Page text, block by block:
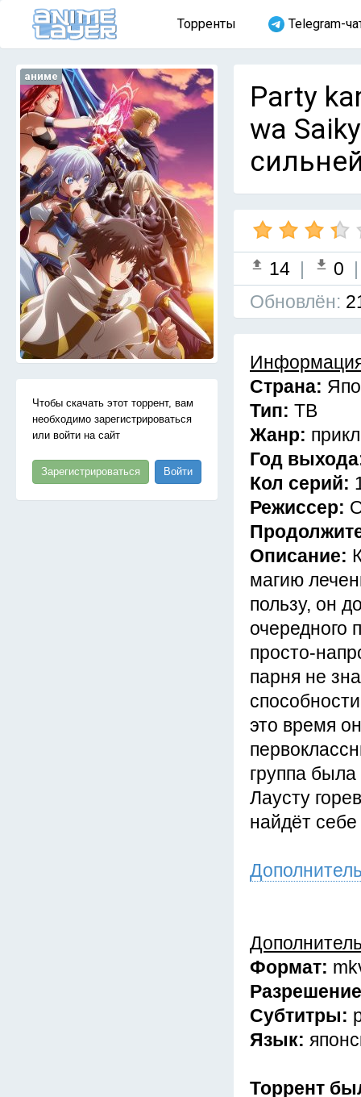
Торренты Telegram-
аниме
Чтобы скачать этот торрент, вам
необходимо зарегистрироваться
или войти на сайт
Зарегистрироваться Войти
Party
wa
14 | 0
Обновлён:
Страна:
Тип: ТВ
Жанр:
Год
Кол серий:
Режиссер:
Описание:
магию
пользу, он
очередного
просто-
парня не
это время
группа
Лаусту
найдёт себе
Формат:
Субтитры:
Язык:
Торрент